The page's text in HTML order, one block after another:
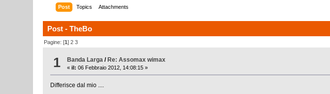
Post Topics Attachments
Post - TheBo
Pagine: [1]2 3
1 Banda Larga / Re: Assomax wimax
«il: 06 Febbraio 2012, 14:08:15 »
Differisce dal mio ....